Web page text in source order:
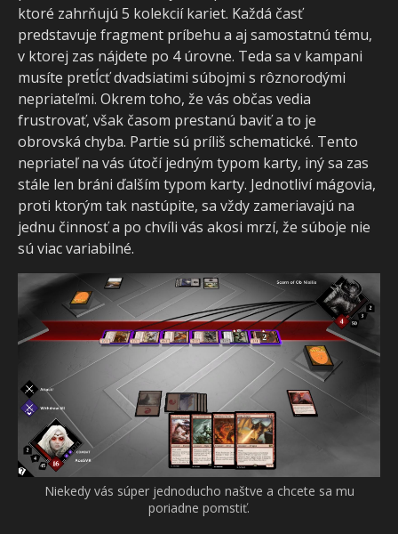
ktoré zahrňujú 5 kolekcií kariet. Každá časť
predstavuje fragment príbehu a aj samostatnú tému,
v ktorej zas nájdete po 4 úrovne. Teda sa v kampani
musíte pretĺcť dvadsiatimi súbojmi s rôznorodými
nepriateľmi. Okrem toho, že vás občas vedia
frustrovať, však časom prestanú baviť a to je
obrovská chyba. Partie sú príliš schematické. Tento
nepriateľ na vás útočí jedným typom karty, iný sa zas
stále len bráni ďalším typom karty. Jednotliví mágovia,
proti ktorým tak nastúpite, sa vždy zameriavajú na
jednu činnosť a po chvíli vás akosi mrzí, že súboje nie
sú viac variabilné.
Niekedy vás súper jednoducho naštve a chcete sa mu
poriadne pomstiť.